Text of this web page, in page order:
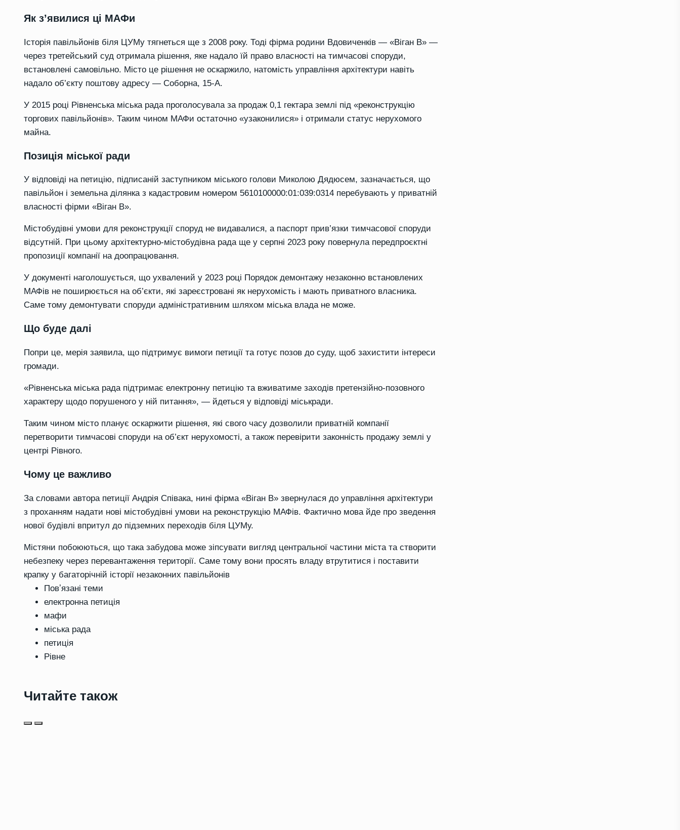
Як з’явилися ці МАФи
Історія павільйонів біля ЦУМу тягнеться ще з 2008 року. Тоді фірма родини Вдовиченків — «Віган В» —
через третейський суд отримала рішення, яке надало їй право власності на тимчасові споруди,
встановлені самовільно. Місто це рішення не оскаржило, натомість управління архітектури навіть
надало об’єкту поштову адресу — Соборна, 15-А.
У 2015 році Рівненська міська рада проголосувала за продаж 0,1 гектара землі під «реконструкцію
торгових павільйонів». Таким чином МАФи остаточно «узаконилися» і отримали статус нерухомого
майна.
Позиція міської ради
У відповіді на петицію, підписаній заступником міського голови Миколою Дядюсем, зазначається, що
павільйон і земельна ділянка з кадастровим номером 5610100000:01:039:0314 перебувають у приватній
власності фірми «Віган В».
Містобудівні умови для реконструкції споруд не видавалися, а паспорт прив’язки тимчасової споруди
відсутній. При цьому архітектурно-містобудівна рада ще у серпні 2023 року повернула передпроєктні
пропозиції компанії на доопрацювання.
У документі наголошується, що ухвалений у 2023 році Порядок демонтажу незаконно встановлених
МАФів не поширюється на об’єкти, які зареєстровані як нерухомість і мають приватного власника.
Саме тому демонтувати споруди адміністративним шляхом міська влада не може.
Що буде далі
Попри це, мерія заявила, що підтримує вимоги петиції та готує позов до суду, щоб захистити інтереси
громади.
«Рівненська міська рада підтримає електронну петицію та вживатиме заходів претензійно-позовного
характеру щодо порушеного у ній питання», — йдеться у відповіді міськради.
Таким чином місто планує оскаржити рішення, які свого часу дозволили приватній компанії
перетворити тимчасові споруди на об’єкт нерухомості, а також перевірити законність продажу землі у
центрі Рівного.
Чому це важливо
За словами автора петиції Андрія Співака, нині фірма «Віган В» звернулася до управління архітектури
з проханням надати нові містобудівні умови на реконструкцію МАФів. Фактично мова йде про зведення
нової будівлі впритул до підземних переходів біля ЦУМу.
Містяни побоюються, що така забудова може зіпсувати вигляд центральної частини міста та створити
небезпеку через перевантаження території. Саме тому вони просять владу втрутитися і поставити
крапку у багаторічній історії незаконних павільйонів
Повʼязані теми
електронна петиція
мафи
міська рада
петиція
Рівне
Читайте також